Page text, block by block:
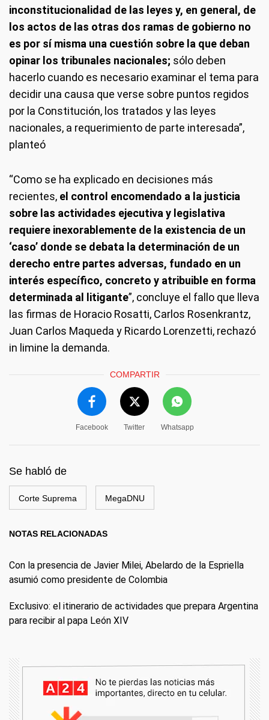
inconstitucionalidad de las leyes y, en general, de
los actos de las otras dos ramas de gobierno no
es por sí misma una cuestión sobre la que deban
opinar los tribunales nacionales; sólo deben
hacerlo cuando es necesario examinar el tema para
decidir una causa que verse sobre puntos regidos
por la Constitución, los tratados y las leyes
nacionales, a requerimiento de parte interesada”,
planteó
“Como se ha explicado en decisiones más
recientes, el control encomendado a la justicia
sobre las actividades ejecutiva y legislativa
requiere inexorablemente de la existencia de un
‘caso’ donde se debata la determinación de un
derecho entre partes adversas, fundado en un
interés específico, concreto y atribuible en forma
determinada al litigante”, concluye el fallo que lleva
las firmas de Horacio Rosatti, Carlos Rosenkrantz,
Juan Carlos Maqueda y Ricardo Lorenzetti, rechazó
in limine la demanda.
COMPARTIR
Facebook Twitter Whatsapp
Se habló de
Corte Suprema MegaDNU
NOTAS RELACIONADAS
Con la presencia de Javier Milei, Abelardo de la Espriella
asumió como presidente de Colombia
Exclusivo: el itinerario de actividades que prepara Argentina
para recibir al papa León XIV